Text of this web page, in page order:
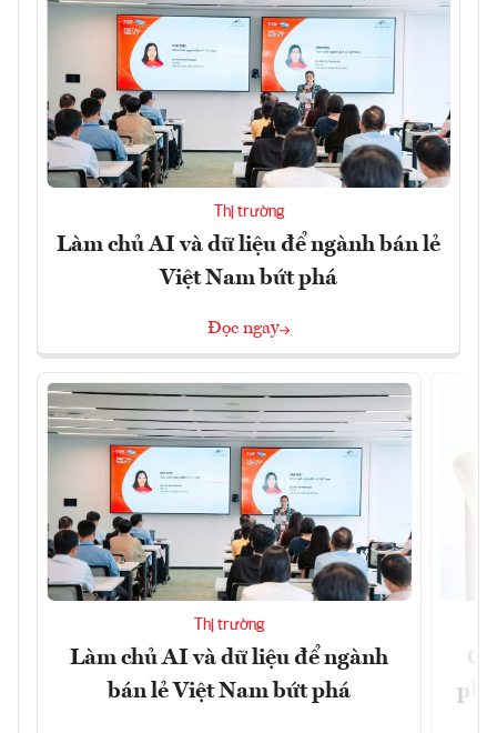
Thị trường
Làm chủ AI và dữ liệu để ngành bán lẻ
Việt Nam bứt phá
Đọc ngay
Thị trường
Làm chủ AI và dữ liệu để ngành
bán lẻ Việt Nam bứt phá